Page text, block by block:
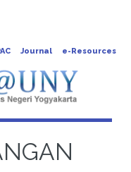
Journal e-Resources